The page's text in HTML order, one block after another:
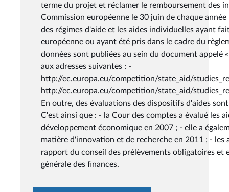
terme du projet et réclamer le remboursement des
Commission européenne le 30 juin de chaque
des régimes d'aide et les aides individuelles ayant
européenne ou ayant été pris dans le cadre du
données sont publiées au sein du document appelé
aux adresses suivantes : -
http://ec.europa.eu/competition/state_aid/
http://ec.europa.eu/competition/state_aid/
En outre, des évaluations des dispositifs d'aides
C'est ainsi que : - la Cour des comptes a évalué les
développement économique en 2007 ; - elle a
matière d'innovation et de recherche en 2011 ; -
rapport du conseil des prélèvements obligatoires
générale des finances.